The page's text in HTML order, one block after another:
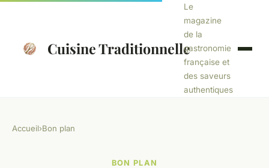
Cuisine Traditionnelle
Le
magazine
de la
gastronomie
française et
des saveurs
authentiques
Accueil›Bon plan
BON PLAN